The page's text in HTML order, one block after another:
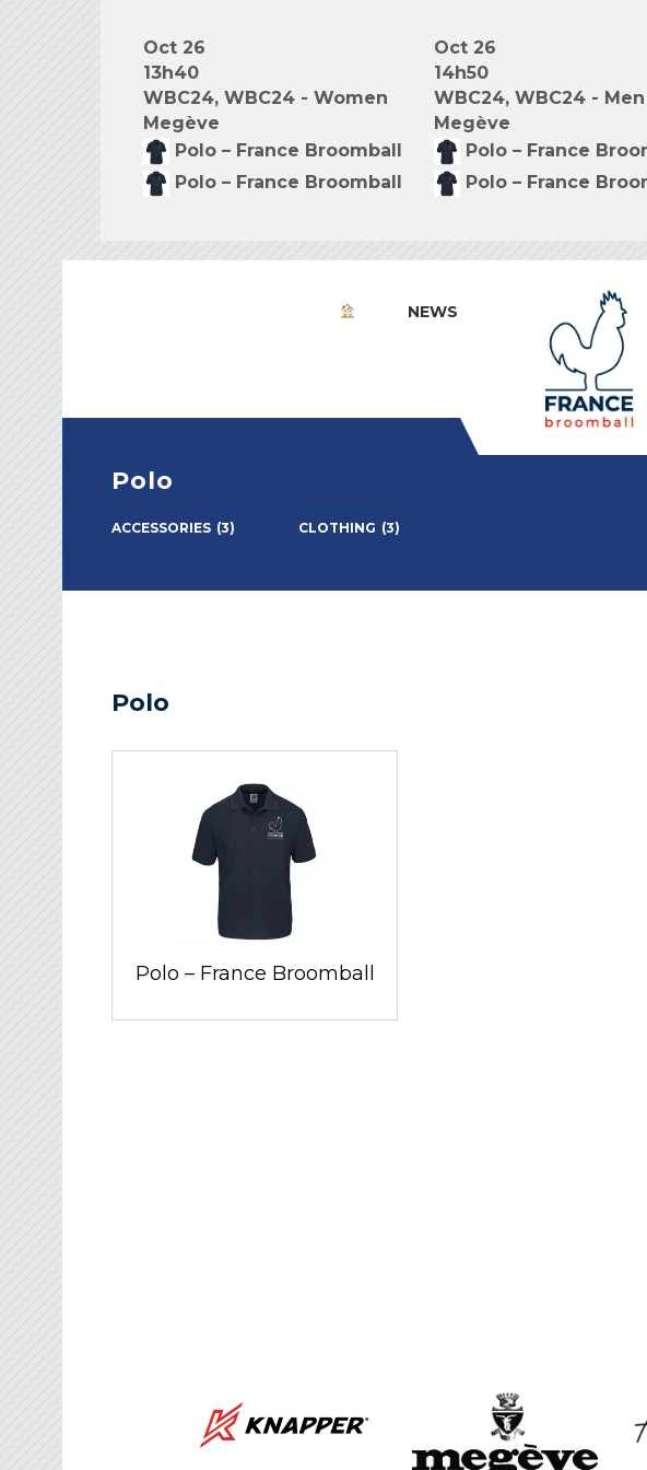
Oct 26
13h40
WBC24, WBC24 - Women
Megève
Polo – France Broomball
Polo – France Broomball
Oct 26
14h50
WBC24, WBC24 - Men
Megève
Polo – France
Polo – France
NEWS
Polo
ACCESSORIES (3) CLOTHING (3)
Polo
Polo – France Broomball